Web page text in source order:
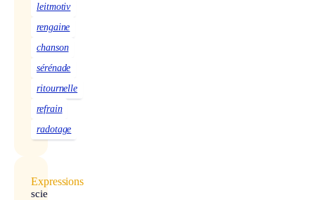
leitmotiv
rengaine
chanson
sérénade
ritournelle
refrain
radotage
Expressions
scie